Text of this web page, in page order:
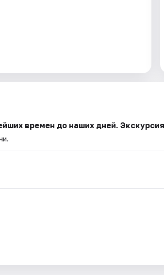
времен до наших дней.